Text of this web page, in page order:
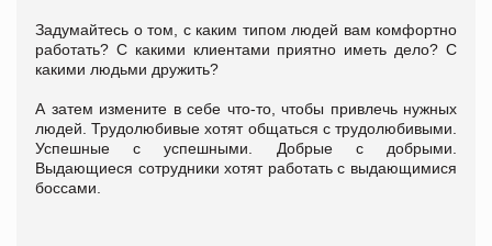
Задумайтесь о том, с каким типом людей вам комфортно
работать? С какими клиентами приятно иметь дело? С
какими людьми дружить?
А затем измените в себе что-то, чтобы привлечь нужных
людей. Трудолюбивые хотят общаться с трудолюбивыми.
Успешные с успешными. Добрые с добрыми.
Выдающиеся сотрудники хотят работать с выдающимися
боссами.